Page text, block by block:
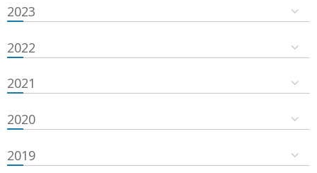
2023
2022
2021
2020
2019